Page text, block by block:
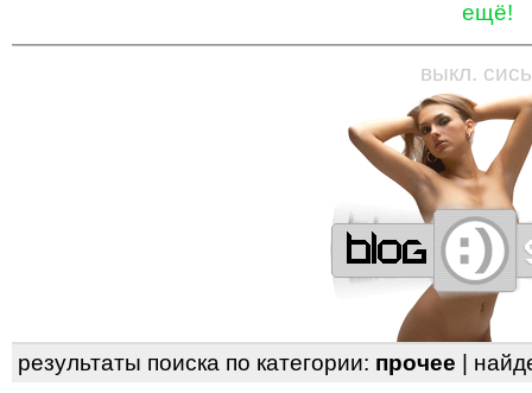
ещё!
—————————————————
выкл.
результаты поиска по категории: прочее |